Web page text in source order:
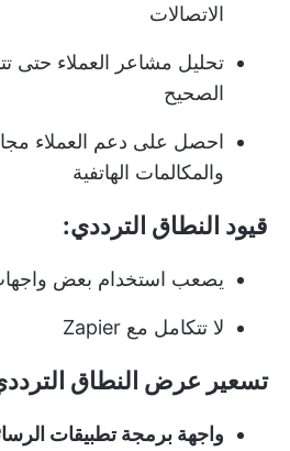
الاتصالات
تحليل مشاعر العملاء حتى
الصحيح
احصل على دعم العملاء
والمكالمات الهاتفية
قيود النطاق الترددي:
يصعب استخدام بعض
لا تتكامل مع Zapier
تسعير عرض النطاق
واجهة برمجة تطبيقات